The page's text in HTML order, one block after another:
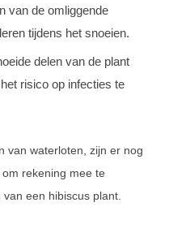
van de omliggende
tijdens het snoeien.
delen van de plant
risico op infecties te
van waterloten, zijn er nog
rekening mee te
een hibiscus plant.